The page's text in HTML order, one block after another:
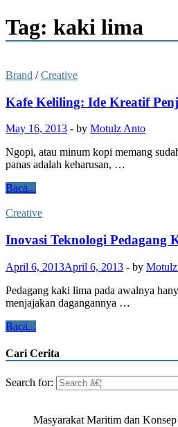
Tag: kaki lima
Brand /Creative
Kafe Keliling: Ide Kreatif
May 16, 2013 - by Motulz Anto
Ngopi, atau minum kopi memang
panas adalah keharusan, …
Baca...
Creative
Inovasi Teknologi Pedagang
April 6, 2013April 6, 2013 - by
Pedagang kaki lima pada awalnya
menjajakan dagangannya …
Baca...
Cari Cerita
Search for:
Masyarakat Maritim dan